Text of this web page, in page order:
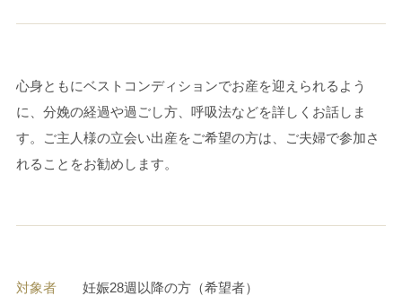
心身ともにベストコンディションでお産を迎えられるよう
に、分娩の経過や過ごし方、呼吸法などを詳しくお話しま
す。ご主人様の立会い出産をご希望の方は、ご夫婦で参加さ
れることをお勧めします。
対象者
妊娠28週以降の方（希望者）